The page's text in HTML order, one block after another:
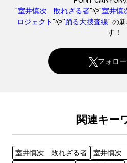
"室井慎次 敗れざる者"や"室井慎
ロジェクト"や"踊る大捜査線" の
す！
フォロ
関連キー
室井慎次 敗れざる者
室井慎次